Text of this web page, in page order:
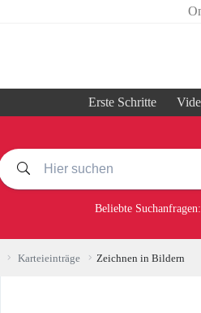
Erste Schritte
Beliebte Suchanfragen:
Karteieinträge Zeichnen in Bildern